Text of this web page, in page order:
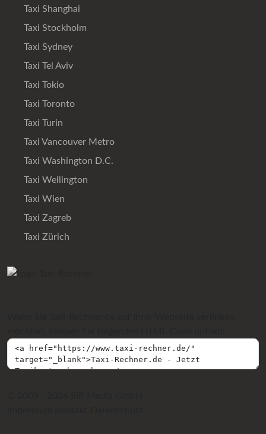
Taxi Shanghai
Taxi Stockholm
Taxi Sydney
Taxi Tel Aviv
Taxi Tokio
Taxi Toronto
Taxi Turin
Taxi Vancouver Metro
Taxi Washington D.C.
Taxi Wellington
Taxi Wien
Taxi Zagreb
Taxi Zürich